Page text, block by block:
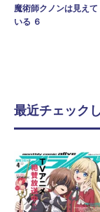
魔術師クノンは見えて
いる ６
最近チェック